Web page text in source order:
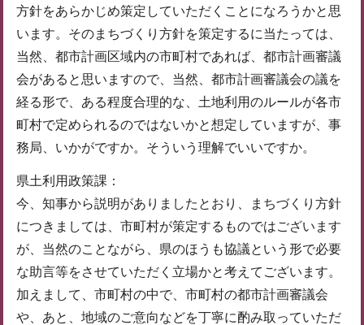
方針をあらかじめ策定していただくことになろうかと思
います。そのまちづくり方針を策定するに当たっては、
当然、都市計画区域内の市町村であれば、都市計画審議
会があると思いますので、当然、都市計画審議会の議を
経る形で、ある程度合理的な、土地利用のルールが各市
町村で定められるのではないかと想定していますが、事
務局、いかがですか。そういう理解でいいですか。
県土利用政策課：
今、知事から説明がありましたとおり、まちづくり方針
につきましては、市町村が策定するものではございます
が、当然のことながら、県のほうも協議という形で必要
な助言等をさせていただく立場かと考えてございます。
加えまして、市町村の中で、市町村の都市計画審議会
や、あと、地域のご意向などを丁寧に酌み取っていただ